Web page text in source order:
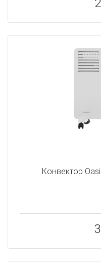
Конвектор